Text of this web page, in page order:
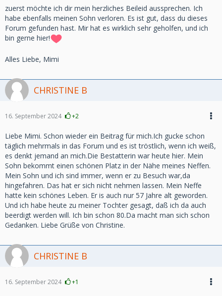
zuerst möchte ich dir mein herzliches Beileid aussprechen. Ich
habe ebenfalls meinen Sohn verloren. Es ist gut, dass du dieses
Forum gefunden hast. Mir hat es wirklich sehr geholfen, und ich
bin gerne hier!
Alles Liebe, Mimi
CHRISTINE B
16. September 2024 +2
Liebe Mimi. Schon wieder ein Beitrag für mich.Ich gucke schon
täglich mehrmals in das Forum und es ist tröstlich, wenn ich weiß,
es denkt jemand an mich.Die Bestatterin war heute hier. Mein
Sohn bekommt einen schönen Platz in der Nähe meines Neffen.
Mein Sohn und ich sind immer, wenn er zu Besuch war,da
hingefahren. Das hat er sich nicht nehmen lassen. Mein Neffe
hatte kein schönes Leben. Er is auch nur 57 Jahre alt geworden.
Und ich habe heute zu meiner Tochter gesagt, daß ich da auch
beerdigt werden will. Ich bin schon 80.Da macht man sich schon
Gedanken. Liebe Grüße von Christine.
CHRISTINE B
16. September 2024 +1